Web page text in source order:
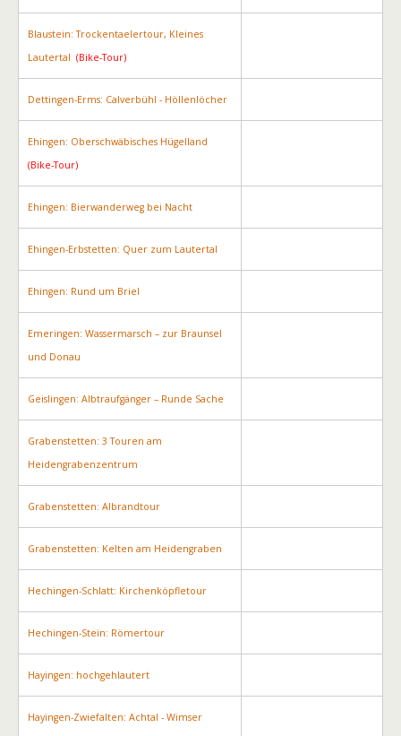
Blaustein: Trockentaelertour, Kleines
Lautertal (Bike-Tour)
Dettingen-Erms: Calverbühl - Höllenlöcher
Ehingen: Oberschwäbisches Hügelland
(Bike-Tour)
Ehingen: Bierwanderweg bei Nacht
Ehingen-Erbstetten: Quer zum Lautertal
Ehingen: Rund um Briel
Emeringen: Wassermarsch – zur Braunsel
und Donau
Geislingen: Albtraufgänger – Runde Sache
Grabenstetten: 3 Touren am
Heidengrabenzentrum
Grabenstetten: Albrandtour
Grabenstetten: Kelten am Heidengraben
Hechingen-Schlatt: Kirchenköpfletour
Hechingen-Stein: Römertour
Hayingen: hochgehlautert
Hayingen-Zwiefalten: Achtal - Wimser